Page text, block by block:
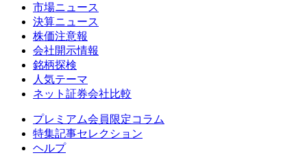
市場ニュース
決算ニュース
株価注意報
会社開示情報
銘柄探検
人気テーマ
ネット証券会社比較
プレミアム会員限定コラム
特集記事セレクション
ヘルプ